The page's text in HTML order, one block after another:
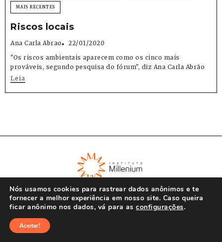
MAIS RECENTES
Riscos locais
Ana Carla Abrao
22/01/2020
"Os riscos ambientais aparecem como os cinco mais
prováveis, segundo pesquisa do fórum", diz Ana Carla Abrão
Leia
Nós usamos cookies para rastrear dados anônimos e te
fornecer a melhor experiência em nosso site. Caso queira
ficar anônimo nos dados, vá para as configurações.
Aceitar!